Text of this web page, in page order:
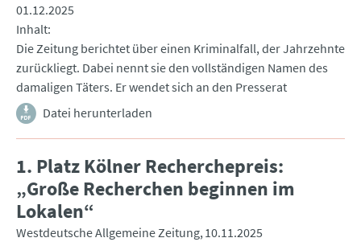
01.12.2025
Inhalt
Die Zeitung berichtet über einen Kriminalfall, der Jahrzehnte
zurückliegt. Dabei nennt sie den vollständigen Namen des
damaligen Täters. Er wendet sich an den Presserat
Datei herunterladen
1. Platz Kölner Recherchepreis:
„Große Recherchen beginnen im
Lokalen“
Westdeutsche Allgemeine Zeitung 10.11.2025